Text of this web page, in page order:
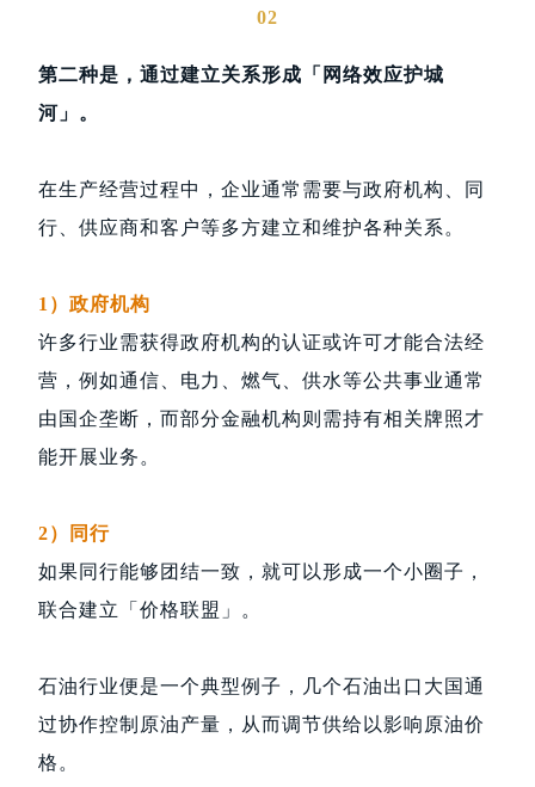
02
第二种是，通过建立关系形成「网络效应护城
河」。
在生产经营过程中，企业通常需要与政府机构、同
行、供应商和客户等多方建立和维护各种关系。
1）政府机构
许多行业需获得政府机构的认证或许可才能合法经
营，例如通信、电力、燃气、供水等公共事业通常
由国企垄断，而部分金融机构则需持有相关牌照才
能开展业务。
2）同行
如果同行能够团结一致，就可以形成一个小圈子，
联合建立「价格联盟」。
石油行业便是一个典型例子，几个石油出口大国通
过协作控制原油产量，从而调节供给以影响原油价
格。